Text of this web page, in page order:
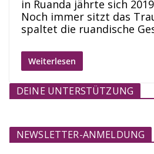
in Ruanda jährte sich
Noch immer sitzt das
spaltet die ruandische
Weiterlesen
DEINE UNTERSTÜTZUNG
NEWSLETTER-ANMELDUNG